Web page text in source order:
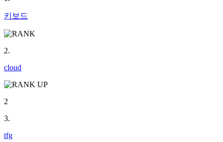
키보드
2.
cloud
2
3.
tfg